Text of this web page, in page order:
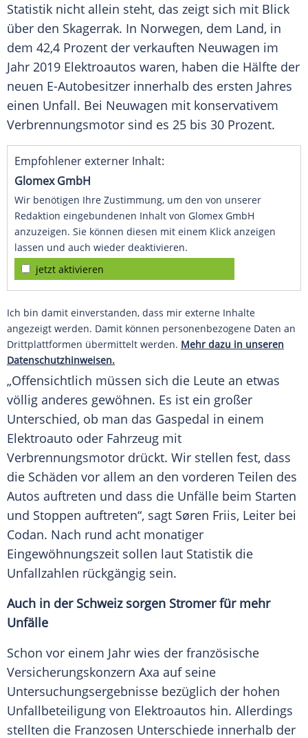
Statistik nicht allein steht, das zeigt sich mit Blick
über den Skagerrak. In Norwegen, dem Land, in
dem 42,4 Prozent der verkauften Neuwagen im
Jahr 2019 Elektroautos waren, haben die Hälfte der
neuen E-Autobesitzer innerhalb des ersten Jahres
einen Unfall. Bei Neuwagen mit konservativem
Verbrennungsmotor sind es 25 bis 30 Prozent.
Empfohlener externer Inhalt:
Glomex GmbH
Wir benötigen Ihre Zustimmung, um den von unserer
Redaktion eingebundenen Inhalt von Glomex GmbH
anzuzeigen. Sie können diesen mit einem Klick anzeigen
lassen und auch wieder deaktivieren.
jetzt aktivieren
Ich bin damit einverstanden, dass mir externe Inhalte
angezeigt werden. Damit können personenbezogene Daten an
Drittplattformen übermittelt werden. Mehr dazu in unseren
Datenschutzhinweisen.
„Offensichtlich müssen sich die Leute an etwas
völlig anderes gewöhnen. Es ist ein großer
Unterschied, ob man das Gaspedal in einem
Elektroauto oder Fahrzeug mit
Verbrennungsmotor drückt. Wir stellen fest, dass
die Schäden vor allem an den vorderen Teilen des
Autos auftreten und dass die Unfälle beim Starten
und Stoppen auftreten“, sagt Søren Friis, Leiter bei
Codan. Nach rund acht monatiger
Eingewöhnungszeit sollen laut Statistik die
Unfallzahlen rückgängig sein.
Auch in der Schweizsorgen Stromer für mehr
Unfälle
Schon vor einem Jahr wies der französische
Versicherungskonzern Axa auf seine
Untersuchungsergebnisse bezüglich der hohen
Unfallbeteiligung von Elektroautos hin. Allerdings
stellten die Franzosen Unterschiede innerhalb der